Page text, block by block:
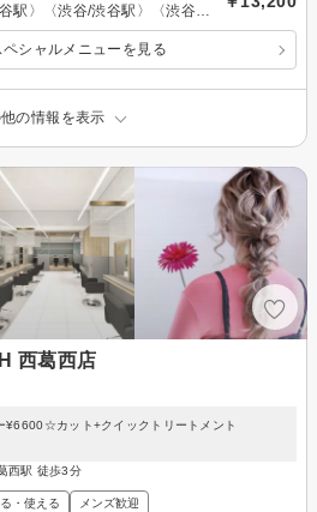
駅〉〈渋谷/渋谷駅〉〈渋谷/
シャルメニューを見る
の情報を表示
西葛西店
カット+クイックトリートメント
西駅 徒歩3分
・使える メンズ歓迎